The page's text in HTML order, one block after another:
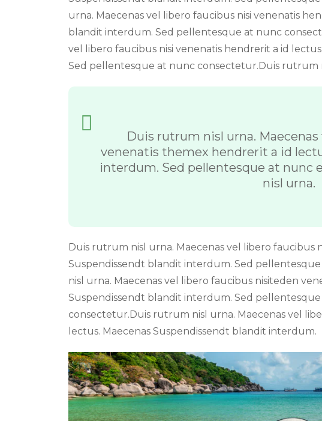
urna. Maecenas vel libero faucibus nisi venenatis
blandit interdum. Sed pellentesque at nunc
vel libero faucibus nisi venenatis hendrerit a id
Sed pellentesque at nunc consectetur.Duis rutrum
Duis rutrum nisl urna.
venenatis themex hendrerit a id
interdum. Sed pellentesque at nunc
nisl urna.
Duis rutrum nisl urna. Maecenas vel libero faucibus
Suspendissendt blandit interdum. Sed
nisl urna. Maecenas vel libero faucibus nisiteden
Suspendissendt blandit interdum. Sed
consectetur.Duis rutrum nisl urna. Maecenas vel
lectus. Maecenas Suspendissendt blandit interdum.